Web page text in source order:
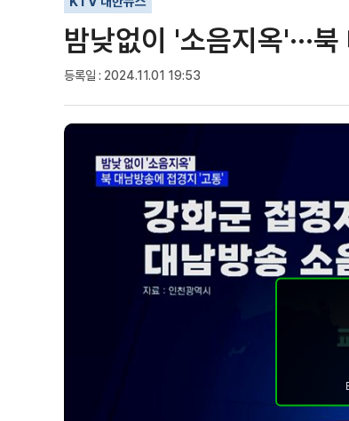
밤낮없이 '소음지옥'···
등록일 : 2024.11.01 19:53